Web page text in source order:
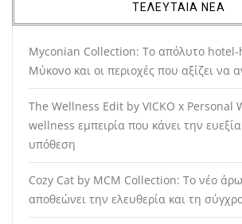
ΤΕΛΕΥΤΑΙΑ ΝΕΑ
Myconian Collection: Το απόλυτο
Μύκονο και οι περιοχές που αξίζει να
The Wellness Edit by VICKO x Personal
wellness εμπειρία που κάνει την
υπόθεση
Cozy Cat by MCM Collection: Το νέο
αποθεώνει την ελευθερία και τη